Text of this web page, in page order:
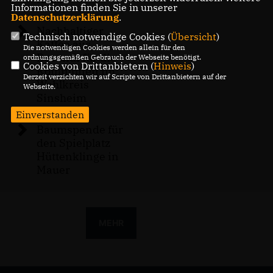
Nachhaltiger
Kaffee aus
Burundi für die
Kommunen im
Wahlkreis
Informationen finden Sie in unserer
Datenschutzerklärung.
Technisch notwendige Cookies (Übersicht)
Die notwendigen Cookies werden allein für den
ordnungsgemäßen Gebrauch der Webseite benötigt.
Cookies von Drittanbietern (Hinweis)
Derzeit verzichten wir auf Scripte von Drittanbietern auf der
Webseite.
Einverstanden